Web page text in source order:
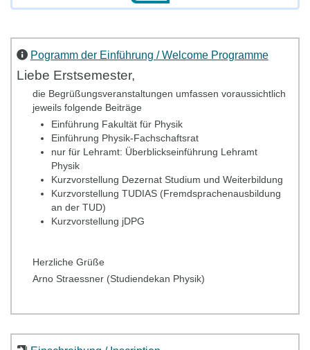
Pogramm der Einführung / Welcome Programme
Liebe Erstsemester,
die Begrüßungsveranstaltungen umfassen voraussichtlich
jeweils folgende Beiträge
Einführung Fakultät für Physik
Einführung Physik-Fachschaftsrat
nur für Lehramt: Überblickseinführung Lehramt
Physik
Kurzvorstellung Dezernat Studium und Weiterbildung
Kurzvorstellung TUDIAS (Fremdsprachenausbildung
an der TUD)
Kurzvorstellung jDPG
Herzliche Grüße
Arno Straessner (Studiendekan Physik)